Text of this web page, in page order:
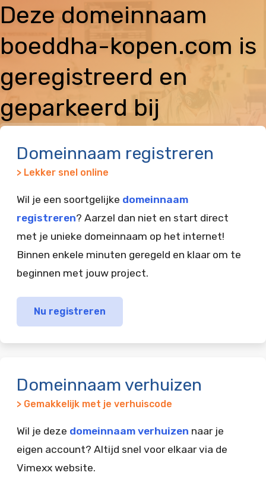
Deze domeinnaam
boeddha-kopen.com is
geregistreerd en
geparkeerd bij
Domeinnaam registreren
> Lekker snel online
Wil je een soortgelijke domeinnaam
registreren? Aarzel dan niet en start direct
met je unieke domeinnaam op het internet!
Binnen enkele minuten geregeld en klaar om te
beginnen met jouw project.
Nu registreren
Domeinnaam verhuizen
> Gemakkelijk met je verhuiscode
Wil je deze domeinnaam verhuizen naar je
eigen account? Altijd snel voor elkaar via de
Vimexx website.